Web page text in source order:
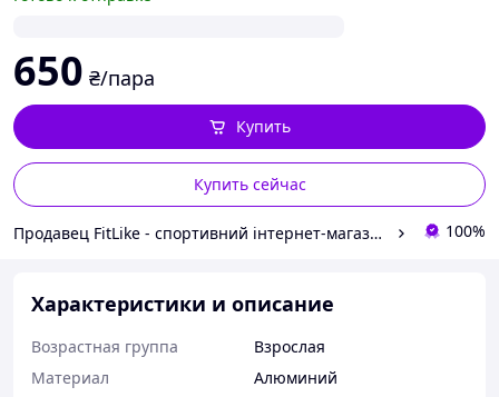
650 ₴/пара
Купить сейчас
Купить
Продавец FitLike - спортивний інтернет-магазин 100%
Характеристики и описание
Возрастная группа
Взрослая
Материал
Алюминий